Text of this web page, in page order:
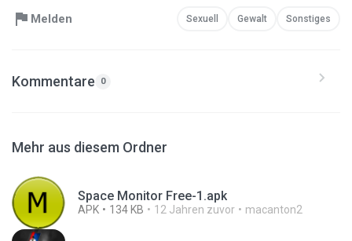
Melden Sexuell Gewalt Sonstiges
Kommentare 0
Mehr aus diesem Ordner
Space Monitor Free-1.apk
APK 134 KB 12 Jahren zuvor macanton2